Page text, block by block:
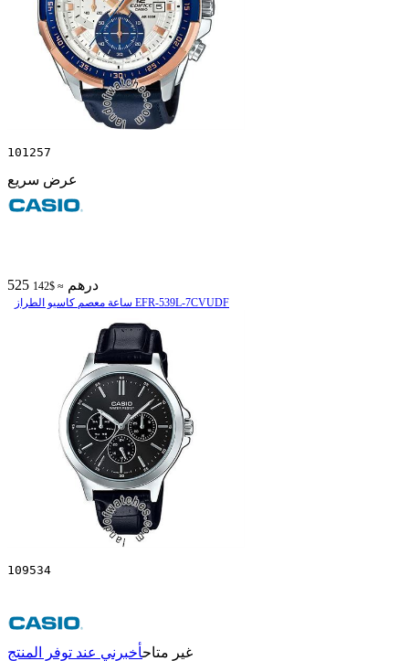
101257
عرض سريع
525 درهم ≈ $142
ساعة معصم کاسیو الطراز EFR-539L-7CVUDF
109534
غير متاحأخبرني عند توفر المنتج